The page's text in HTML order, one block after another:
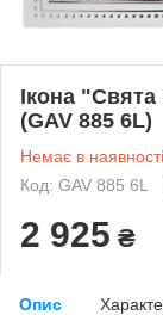
Ікона
(GAV 885 6L)
Немає в наявності
Код: GAV 885 6L
2 925 ₴
Опис